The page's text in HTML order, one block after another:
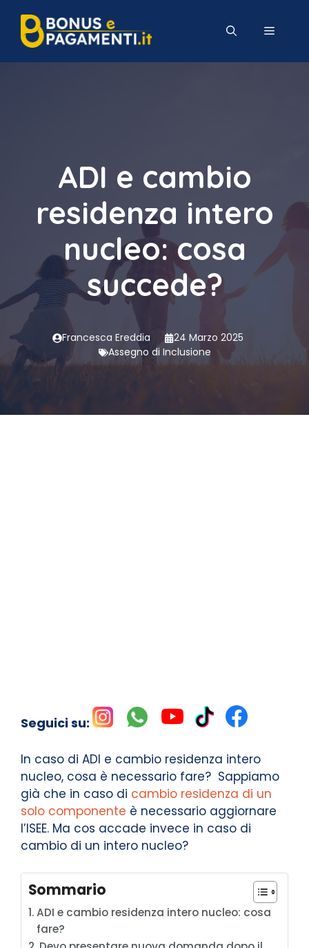
contenuto
MENU
ADI e cambio
residenza intero
nucleo: cosa
succede?
Francesca Ereddia
24 Marzo 2025
Assegno di Inclusione
Seguici su:
In caso di ADI e cambio residenza intero
nucleo, cosa è necessario fare? Sappiamo
già che in caso di cambio residenza di un
solo componente è necessario aggiornare
l’ISEE. Ma cos accade invece in caso di
cambio di un intero nucleo?
Sommario
ADI e cambio residenza intero nucleo: cosa
fare?